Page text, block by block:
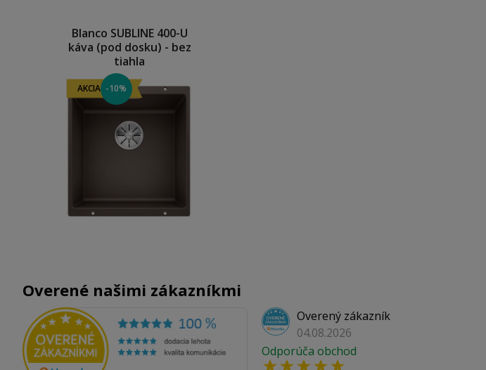
Blanco SUBLINE 400-U
káva (pod dosku) - bez
tiahla
AKCIA -10%
Overené našimi zákazníkmi
Overený zákazník
04.08.2026
Odporúča obchod